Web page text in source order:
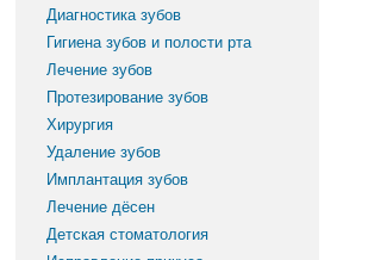
Диагностика зубов
Гигиена зубов и полости рта
Лечение зубов
Протезирование зубов
Хирургия
Удаление зубов
Имплантация зубов
Лечение дёсен
Детская стоматология